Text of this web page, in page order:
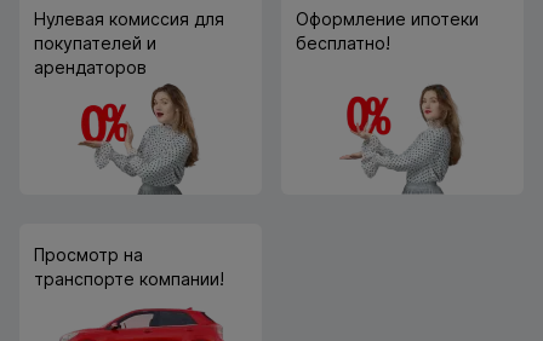
Нулевая комиссия для
покупателей и
арендаторов
Оформление ипотеки
бесплатно!
Просмотр на
транспорте компании!